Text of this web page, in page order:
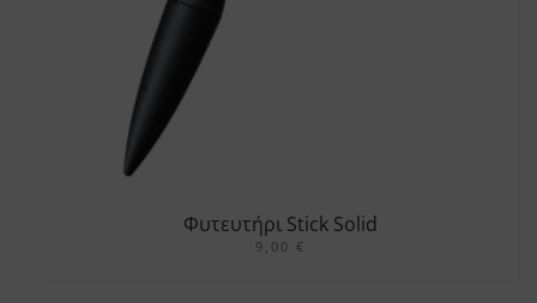
Φυτευτήρι Stick Solid
9,00 €